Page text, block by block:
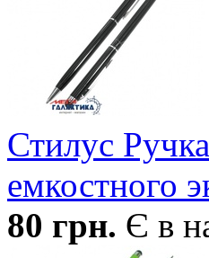
Стилус
емкостного
80 грн. Є в